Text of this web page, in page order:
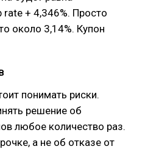
rate + 4,346%. Просто
около 3,14%. Купон
понимать риски.
решение об
любое количество раз.
а не об отказе от